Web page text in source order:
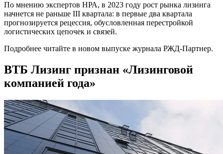
По мнению экспертов НРА, в 2023 году рост рынка лизинга
начнется не раньше III квартала: в первые два квартала
прогнозируется рецессия, обусловленная перестройкой
логистических цепочек и связей.
Подробнее читайте в новом выпуске журнала РЖД-Партнер.
ВТБ Лизинг признан «Лизинговой
компанией года»